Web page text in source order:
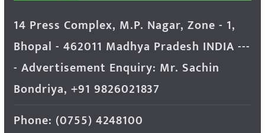
14 Press Complex, M.P. Nagar, Zone - 1,
Bhopal - 462011 Madhya Pradesh INDIA ---
- Advertisement Enquiry: Mr. Sachin
Bondriya, +91 9826021837
Phone: (0755) 4248100